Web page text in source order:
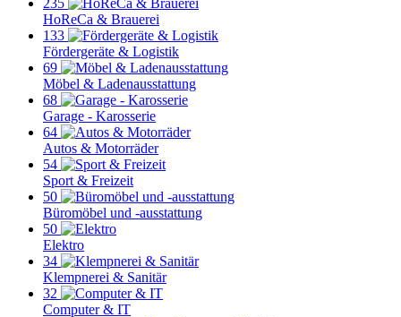
235
HoReCa & Brauerei
133
Fördergeräte & Logistik
69
Möbel & Ladenausstattung
68
Garage - Karosserie
64
Autos & Motorräder
54
Sport & Freizeit
50
Büromöbel und -ausstattung
50
Elektro
34
Klempnerei & Sanitär
32
Computer & IT